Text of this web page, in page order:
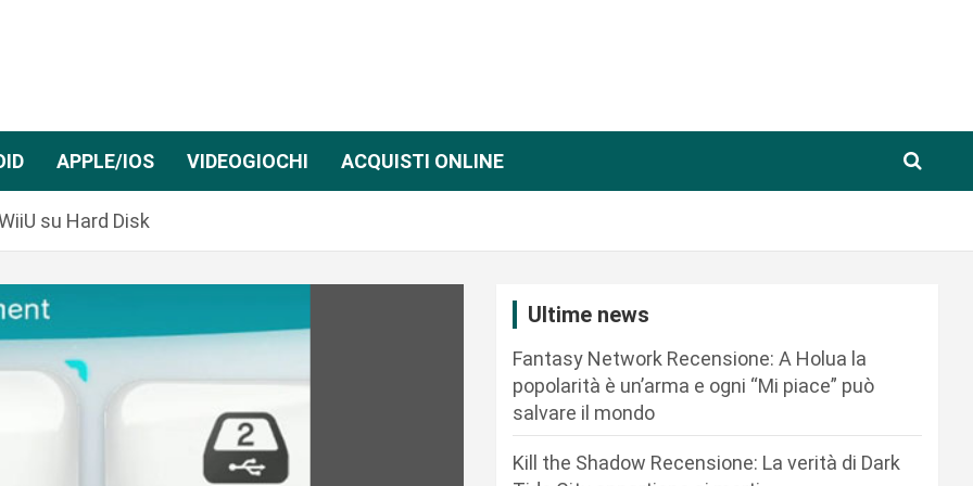
APPLE/IOS VIDEOGIOCHI ACQUISTI ONLINE
su Hard Disk
Ultime news
Fantasy Network Recensione: A Holua la
popolarità è un’arma e ogni “Mi piace” può
salvare il mondo
Kill the Shadow Recensione: La verità di Dark